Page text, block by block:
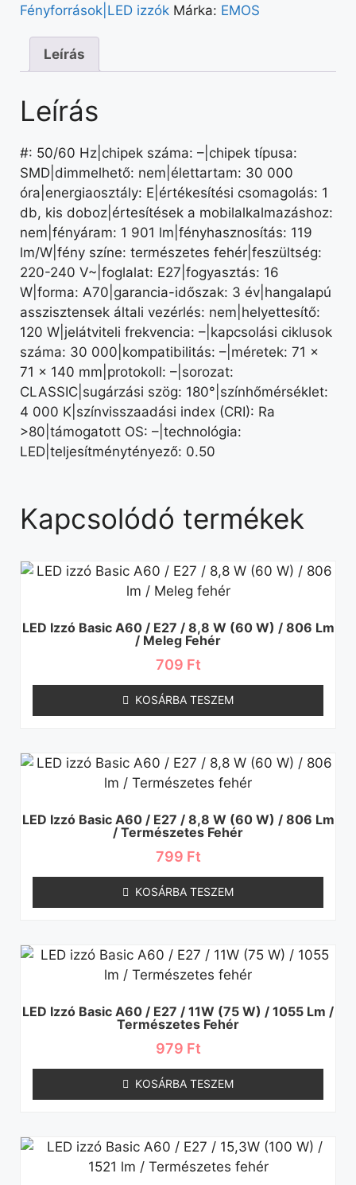
Fényforrások|LED izzók Márka: EMOS
Leírás
Leírás
#: 50/60 Hz|chipek száma: –|chipek típusa:
SMD|dimmelhető: nem|élettartam: 30 000
óra|energiaosztály: E|értékesítési csomagolás: 1
db, kis doboz|értesítések a mobilalkalmazáshoz:
nem|fényáram: 1 901 lm|fényhasznosítás: 119
lm/W|fény színe: természetes fehér|feszültség:
220-240 V~|foglalat: E27|fogyasztás: 16
W|forma: A70|garancia-időszak: 3 év|hangalapú
asszisztensek általi vezérlés: nem|helyettesítő:
120 W|jelátviteli frekvencia: –|kapcsolási ciklusok
száma: 30 000|kompatibilitás: –|méretek: 71 ×
71 × 140 mm|protokoll: –|sorozat:
CLASSIC|sugárzási szög: 180°|színhőmérséklet:
4 000 K|színvisszaadási index (CRI): Ra
>80|támogatott OS: –|technológia:
LED|teljesítménytényező: 0.50
Kapcsolódó termékek
LED Izzó Basic A60 / E27 / 8,8 W (60 W) / 806 Lm
/ Meleg Fehér
709 Ft
KOSÁRBA TESZEM
LED Izzó Basic A60 / E27 / 8,8 W (60 W) / 806 Lm
/ Természetes Fehér
799 Ft
KOSÁRBA TESZEM
LED Izzó Basic A60 / E27 / 11W (75 W) / 1055 Lm /
Természetes Fehér
979 Ft
KOSÁRBA TESZEM